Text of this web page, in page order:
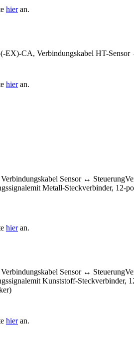
hieran.
EX)-CA, Verbindungskabel HT-
hieran.
Sensor ↔
Metall-Steckverbinder,
hieran.
Sensor ↔
Kunststoff-
hieran.